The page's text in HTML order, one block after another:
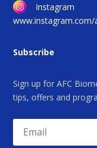
Instagram
Subscribe
Sign up for AFC
tips, offers and